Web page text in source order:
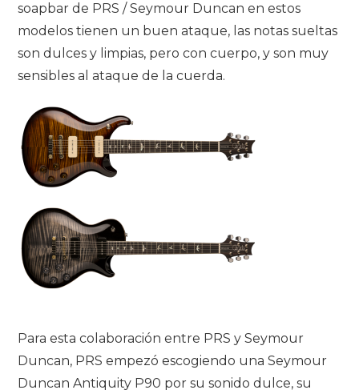
soapbar de PRS / Seymour Duncan en estos
modelos tienen un buen ataque, las notas sueltas
son dulces y limpias, pero con cuerpo, y son muy
sensibles al ataque de la cuerda.
Para esta colaboración entre PRS y Seymour
Duncan, PRS empezó escogiendo una Seymour
Duncan Antiquity P90 por su sonido dulce, su